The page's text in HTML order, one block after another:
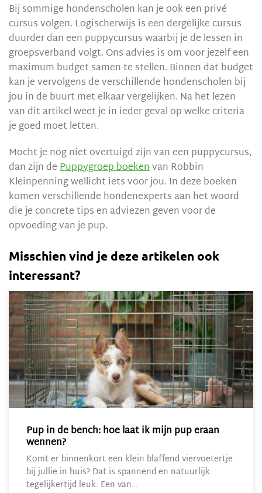
Bij sommige hondenscholen kan je ook een privé
cursus volgen. Logischerwijs is een dergelijke cursus
duurder dan een puppycursus waarbij je de lessen in
groepsverband volgt. Ons advies is om voor jezelf een
maximum budget samen te stellen. Binnen dat budget
kan je vervolgens de verschillende hondenscholen bij
jou in de buurt met elkaar vergelijken. Na het lezen
van dit artikel weet je in ieder geval op welke criteria
je goed moet letten.
Mocht je nog niet overtuigd zijn van een puppycursus,
dan zijn dePuppygroep boekenvan Robbin
Kleinpenning wellicht iets voor jou. In deze boeken
komen verschillende hondenexperts aan het woord
die je concrete tips en adviezen geven voor de
opvoeding van je pup.
Misschien vind je deze artikelen ook
interessant?
Pup in de bench: hoe laat ik mijn pup eraan
wennen?
Komt er binnenkort een klein blaffend viervoetertje
bij jullie in huis? Dat is spannend en natuurlijk
tegelijkertijd leuk. Een van…